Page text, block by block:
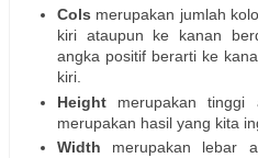
Cols merupakan jumlah
kiri ataupun ke kanan
angka positif berarti ke
kiri.
Height merupakan
merupakan hasil yang kita
Width merupakan lebar